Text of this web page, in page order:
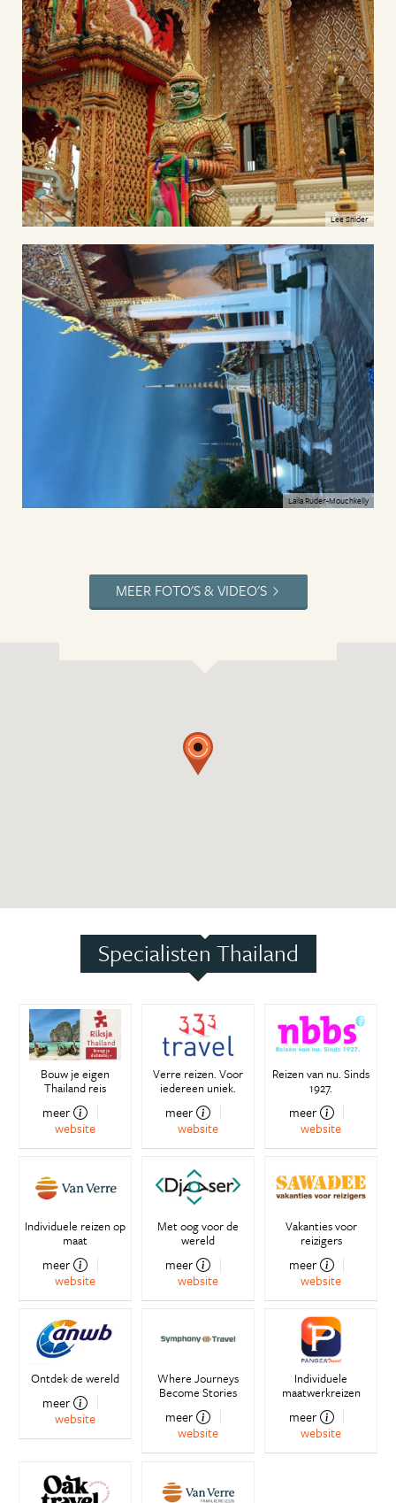
Lee Snider
Laila Ruder-Mouchkelly
MEER FOTO'S & VIDEO'S
Specialisten Thailand
Bouw je eigen
Thailand reis
meer
website
Verre reizen. Voor
iedereen uniek.
meer
website
Reizen van nu. Sinds
1927.
meer
website
Individuele reizen op
maat
meer
website
Met oog voor de
wereld
meer
website
Vakanties voor
reizigers
meer
website
Ontdek de wereld
meer
website
Where Journeys
Become Stories
meer
website
Individuele
maatwerkreizen
meer
website